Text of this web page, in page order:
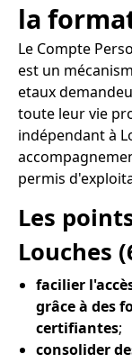
la
Le Compte
est un
etaux
toute leur vie
indépendant à
permis
Les
Louches
facilier
grâce à des
certifiantes;
consolider